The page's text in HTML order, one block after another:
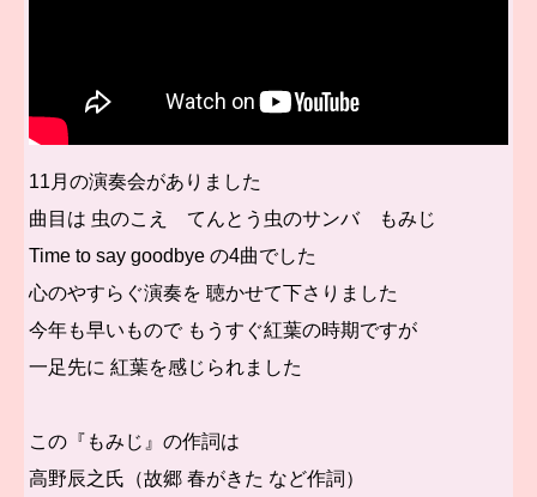
11月の演奏会がありました
曲目は 虫のこえ てんとう虫のサンバ もみじ
Time to say goodbye の4曲でした
心のやすらぐ演奏を聴かせて下さりました
今年も早いもので もうすぐ紅葉の時期ですが
一足先に 紅葉を感じられました
この『もみじ』の作詞は
高野辰之氏（故郷 春がきた など作詞）